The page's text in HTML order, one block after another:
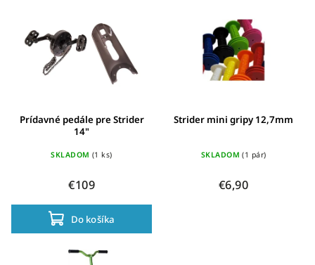
Prídavné pedále pre Strider
14"
SKLADOM (1 ks)
€109
Do košíka
Strider mini gripy 12,7mm
SKLADOM (1 pár)
€6,90